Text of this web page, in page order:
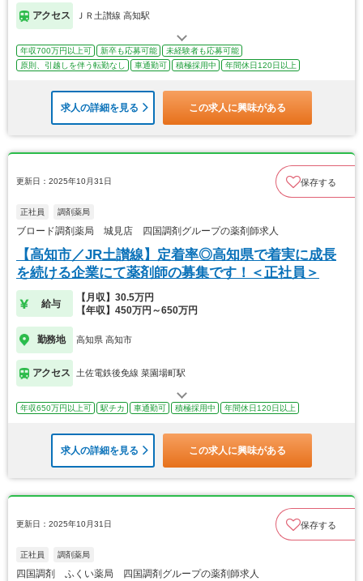
アクセス ＪＲ土讃線 高知駅
年収700万円以上可 新卒も応募可能
未経験者も応募可能
原則、引越しを伴う転勤なし
車通勤可 積極採用中 年間休日120日以上
求人の詳細を見る この求人に興味がある
更新日：2025年10月31日 保存する
正社員 調剤薬局
ブロード調剤薬局 城見店 四国調剤グループの薬剤師求人
【高知市／JR土讃線】定着率◎高知県で着実に成長
を続ける企業にて薬剤師の募集です！＜正社員＞
給与
【月収】30.5万円
【年収】450万円～650万円
勤務地 高知県 高知市
アクセス 土佐電鉄後免線 菜園場町駅
年収650万円以上可 駅チカ 車通勤可 積極採用中 年間休日120日以上
求人の詳細を見る この求人に興味がある
更新日：2025年10月31日 保存する
正社員 調剤薬局
四国調剤 ふくい薬局 四国調剤グループの薬剤師求人